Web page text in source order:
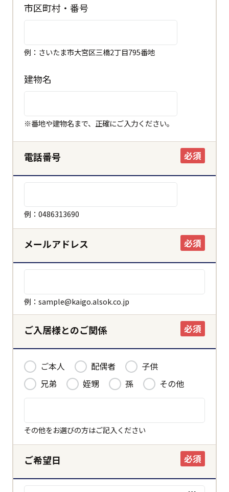
市区町村・番号
例：さいたま市大宮区三橋2丁目795番地
建物名
※番地や建物名まで、正確にご入力ください。
電話番号 必須
例：0486313690
メールアドレス 必須
例：sample@kaigo.alsok.co.jp
ご入居様とのご関係 必須
ご本人 配偶者
子供
兄弟
姪甥 孫 その他
その他をお選びの方はご記入ください
ご希望日 必須